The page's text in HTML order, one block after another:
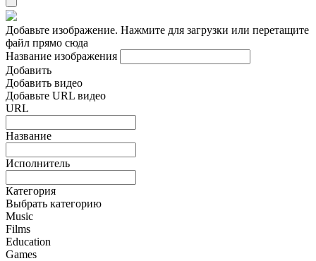
Добавьте изображение. Нажмите для загрузки или перетащите
файл прямо сюда
Название изображения
Добавить
Добавить видео
Добавьте URL видео
URL
Название
Исполнитель
Категория
Выбрать категорию
Music
Films
Education
Games